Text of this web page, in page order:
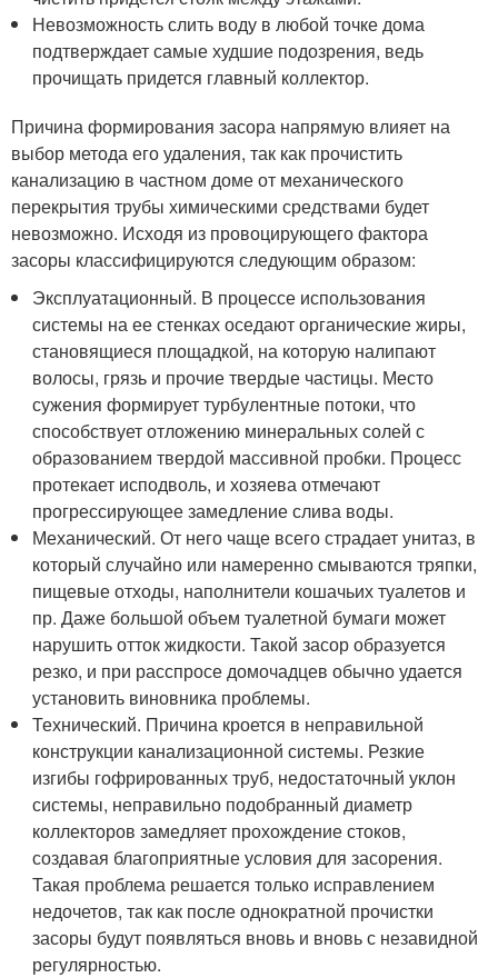
Невозможность слить воду в любой точке дома
подтверждает самые худшие подозрения, ведь
прочищать придется главный коллектор.
Причина формирования засора напрямую влияет на
выбор метода его удаления, так как прочистить
канализацию в частном доме от механического
перекрытия трубы химическими средствами будет
невозможно. Исходя из провоцирующего фактора
засоры классифицируются следующим образом:
Эксплуатационный. В процессе использования
системы на ее стенках оседают органические жиры,
становящиеся площадкой, на которую налипают
волосы, грязь и прочие твердые частицы. Место
сужения формирует турбулентные потоки, что
способствует отложению минеральных солей с
образованием твердой массивной пробки. Процесс
протекает исподволь, и хозяева отмечают
прогрессирующее замедление слива воды.
Механический. От него чаще всего страдает унитаз, в
который случайно или намеренно смываются тряпки,
пищевые отходы, наполнители кошачьих туалетов и
пр. Даже большой объем туалетной бумаги может
нарушить отток жидкости. Такой засор образуется
резко, и при расспросе домочадцев обычно удается
установить виновника проблемы.
Технический. Причина кроется в неправильной
конструкции канализационной системы. Резкие
изгибы гофрированных труб, недостаточный уклон
системы, неправильно подобранный диаметр
коллекторов замедляет прохождение стоков,
создавая благоприятные условия для засорения.
Такая проблема решается только исправлением
недочетов, так как после однократной прочистки
засоры будут появляться вновь и вновь с незавидной
регулярностью.